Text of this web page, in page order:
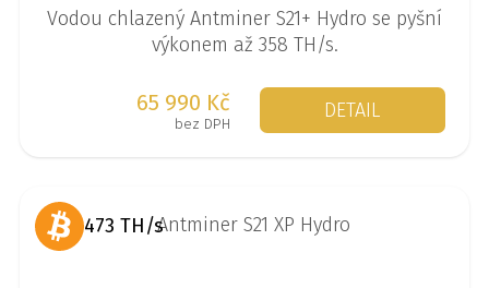
Vodou chlazený Antminer S21+ Hydro se pyšní
výkonem až 358 TH/s.
65 990 Kč
bez DPH
DETAIL
473 TH/s